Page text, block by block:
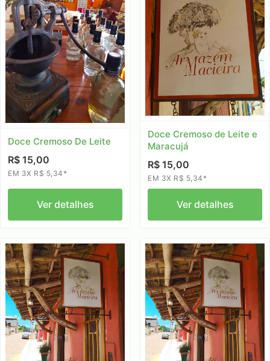
Doce Cremoso De Leite
R$ 15,00
EM 3X R$ 5,34*
Ver detalhes
Doce Cremoso de Leite e
Maracujá
R$ 15,00
EM 3X R$ 5,34*
Ver detalhes